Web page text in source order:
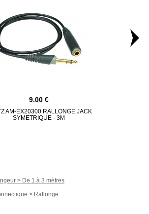
9.00
AM-EX20300 RALLONGE JACK
SYMETRIQUE - 3M
> De 1 à 3 mètres
> Rallonge